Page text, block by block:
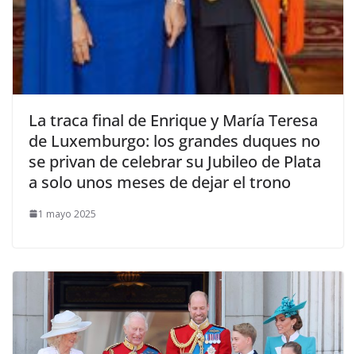
​La traca final de Enrique y María Teresa
de Luxemburgo: los grandes duques no
se privan de celebrar su Jubileo de Plata
a solo unos meses de dejar el trono
1 mayo 2025